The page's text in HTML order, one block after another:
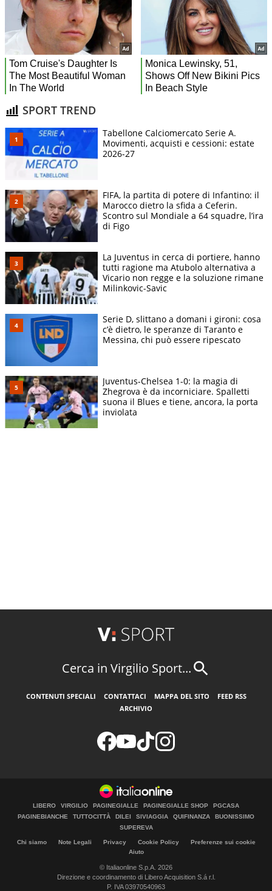
SPORT TREND
Tabellone Calciomercato Serie A.
Movimenti, acquisti e cessioni: estate
2026-27
FIFA, la partita di potere di Infantino: il
Marocco dietro la sfida a Ceferin.
Scontro sul Mondiale a 64 squadre, l’ira
di Figo
La Juventus in cerca di portiere, hanno
tutti ragione ma Atubolo alternativa a
Vicario non regge e la soluzione rimane
Milinkovic-Savic
Serie D, slittano a domani i gironi: cosa
c’è dietro, le speranze di Taranto e
Messina, chi può essere ripescato
Juventus-Chelsea 1-0: la magia di
Zhegrova è da incorniciare. Spalletti
suona il Blues e tiene, ancora, la porta
inviolata
Cerca in Virgilio Sport...
CONTENUTI SPECIALI CONTATTACI MAPPA DEL SITO
FEED RSS
ARCHIVIO
LIBERO VIRGILIO PAGINEGIALLE PAGINEGIALLE SHOP
PGCASA
PAGINEBIANCHE
TUTTOCITTÀ DILEI SIVIAGGIA QUIFINANZA
BUONISSIMO
SUPEREVA
Chi siamo Note Legali Privacy Cookie Policy
Preferenze sui cookie
Aiuto
© Italiaonline S.p.A. 2026
Direzione e coordinamento di Libero Acquisition S.á r.l.
P. IVA 03970540963